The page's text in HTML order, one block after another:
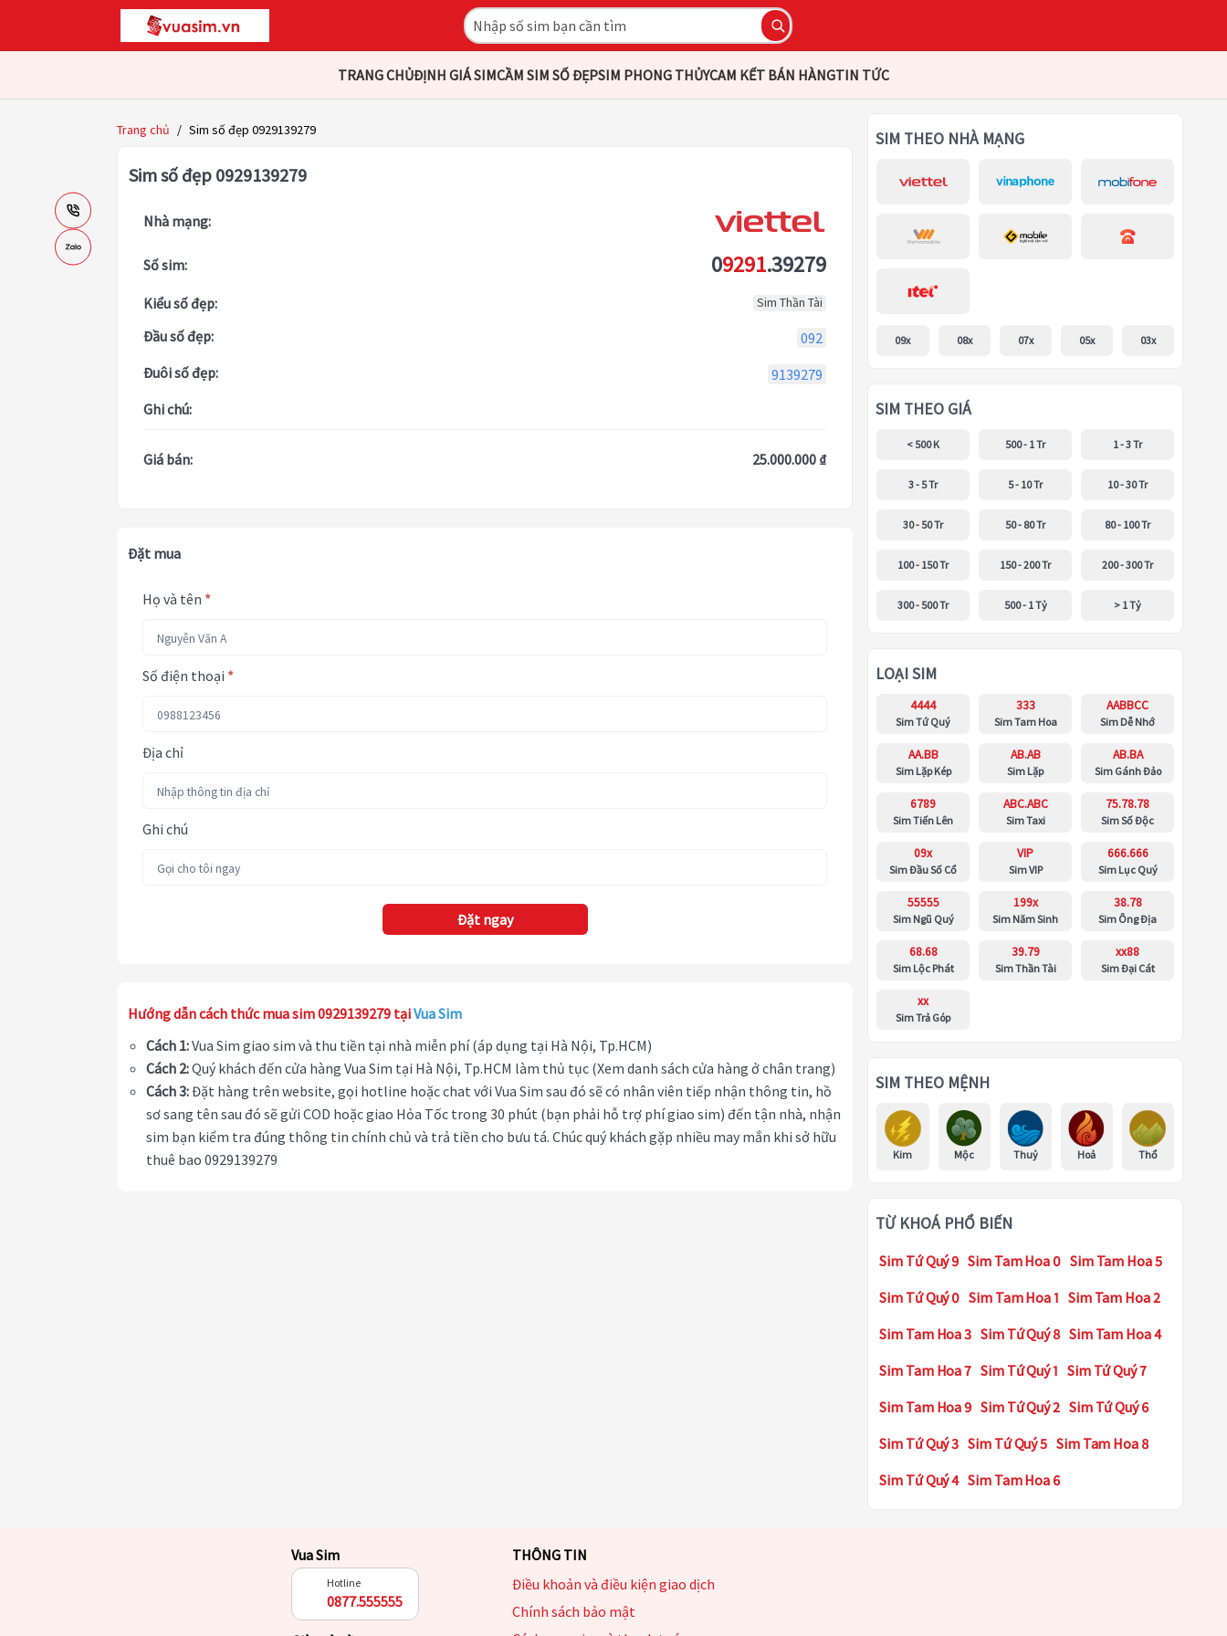
TRANG CHỦĐỊNH GIÁ SIMCẦM SIM SỐ ĐẸPSIM PHONG THỦYCAM KẾT BÁN HÀNGTIN TỨC
Trang chủ / Sim số đẹp 0929139279
Sim số đẹp 0929139279
Nhà mạng:
Số sim: 09291.39279
Kiểu số đẹp: Sim Thần Tài
Đầu số đẹp:
092
Đuôi số đẹp:
9139279
Ghi chú:
Giá bán: 25.000.000 ₫
Đặt mua
Họ và tên *
Số điện thoại *
Địa chỉ
Ghi chú
Đặt ngay
Hướng dẫn cách thức mua sim 0929139279 tạiVua Sim
Cách 1:Vua Sim giao sim và thu tiền tại nhà miễn phí (áp dụng tại Hà Nội, Tp.HCM)
Cách 2:Quý khách đến cửa hàng Vua Sim tại Hà Nội, Tp.HCM làm thủ tục (Xem danh sách cửa hàng ở chân trang)
Cách 3:Đặt hàng trên website, gọi hotline hoặc chat với Vua Sim sau đó sẽ có nhân viên tiếp nhận thông tin, hồ
sơ sang tên sau đó sẽ gửi COD hoặc giao Hỏa Tốc trong 30 phút (bạn phải hỗ trợ phí giao sim) đến tận nhà, nhận
sim bạn kiểm tra đúng thông tin chính chủ và trả tiền cho bưu tá. Chúc quý khách gặp nhiều may mắn khi sở hữu
thuê bao 0929139279
SIM THEO NHÀ MẠNG
09x 08x 07x 05x 03x
SIM THEO GIÁ
< 500 K 500 - 1 Tr 1 - 3 Tr
3 - 5 Tr 5 - 10 Tr 10 - 30 Tr
30 - 50 Tr 50 - 80 Tr 80 - 100 Tr
100 - 150 Tr 150 - 200 Tr 200 - 300 Tr
300 - 500 Tr 500 - 1 Tỷ > 1 Tỷ
LOẠI SIM
4444
Sim Tứ Quý
333
Sim Tam Hoa
AABBCC
Sim Dễ Nhớ
AA.BB
Sim Lặp Kép
AB.AB
Sim Lặp
AB.BA
Sim Gánh Đảo
6789
Sim Tiến Lên
ABC.ABC
Sim Taxi
75.78.78
Sim Số Độc
09x
Sim Đầu Số Cổ
VIP
Sim VIP
666.666
Sim Lục Quý
55555
Sim Ngũ Quý
199x
Sim Năm Sinh
38.78
Sim Ông Địa
68.68
Sim Lộc Phát
39.79
Sim Thần Tài
xx88
Sim Đại Cát
xx
Sim Trả Góp
SIM THEO MỆNH
Kim Mộc Thuỷ Hoả Thổ
TỪ KHOÁ PHỔ BIẾN
Sim Tứ Quý 9 Sim Tam Hoa 0 Sim Tam Hoa 5
Sim Tứ Quý 0 Sim Tam Hoa 1 Sim Tam Hoa 2
Sim Tam Hoa 3 Sim Tứ Quý 8 Sim Tam Hoa 4
Sim Tam Hoa 7 Sim Tứ Quý 1 Sim Tứ Quý 7
Sim Tam Hoa 9 Sim Tứ Quý 2 Sim Tứ Quý 6
Sim Tứ Quý 3 Sim Tứ Quý 5 Sim Tam Hoa 8
Sim Tứ Quý 4 Sim Tam Hoa 6
Vua Sim
Hotline
0877.555555
THÔNG TIN
Điều khoản và điều kiện giao dịch
Chính sách bảo mật